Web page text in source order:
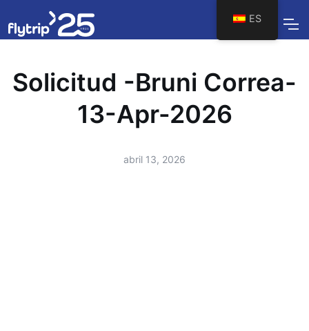
Solicitud -Bruni Correa-
13-Apr-2026
abril 13, 2026
ES